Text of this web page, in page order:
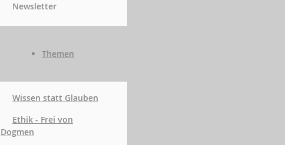
Newsletter
Themen
Wissen statt Glauben
Ethik - Frei von
Dogmen